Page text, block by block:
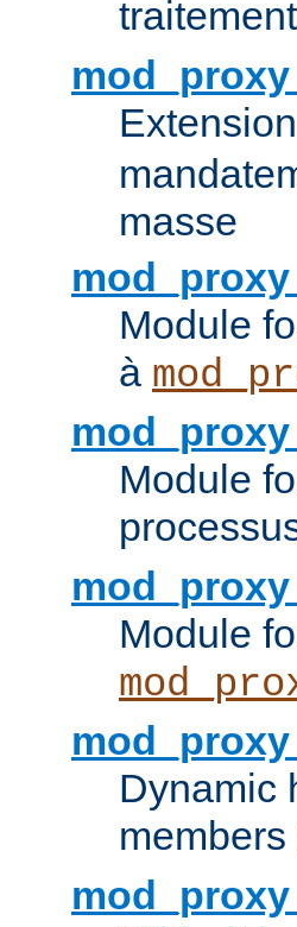
masse
Module
à
Module
Module
Dynamic